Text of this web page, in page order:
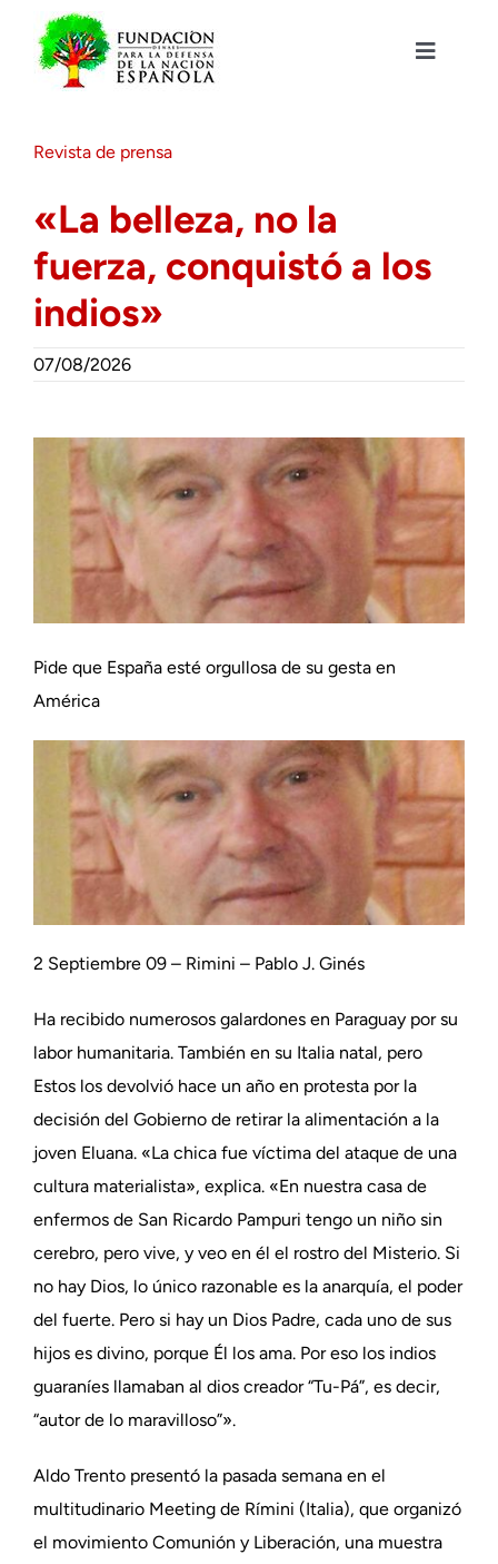
contenido
Toggle
Actualidad
Actividades
Revista de prensa
«La belleza, no la
fuerza, conquistó a los
indios»
07/08/2026
Pide que España esté orgullosa de su gesta en
América
2 Septiembre 09 – Rimini – Pablo J. Ginés
Ha recibido numerosos galardones en Paraguay por su
labor humanitaria. También en su Italia natal, pero
Estos los devolvió hace un año en protesta por la
decisión del Gobierno de retirar la alimentación a la
joven Eluana. «La chica fue víctima del ataque de una
cultura materialista», explica. «En nuestra casa de
enfermos de San Ricardo Pampuri tengo un niño sin
cerebro, pero vive, y veo en él el rostro del Misterio. Si
no hay Dios, lo único razonable es la anarquía, el poder
del fuerte. Pero si hay un Dios Padre, cada uno de sus
hijos es divino, porque Él los ama. Por eso los indios
guaraníes llamaban al dios creador “Tu-Pá”, es decir,
“autor de lo maravilloso”».
Aldo Trento presentó la pasada semana en el
multitudinario Meeting de Rímini (Italia), que organizó
el movimiento Comunión y Liberación, una muestra